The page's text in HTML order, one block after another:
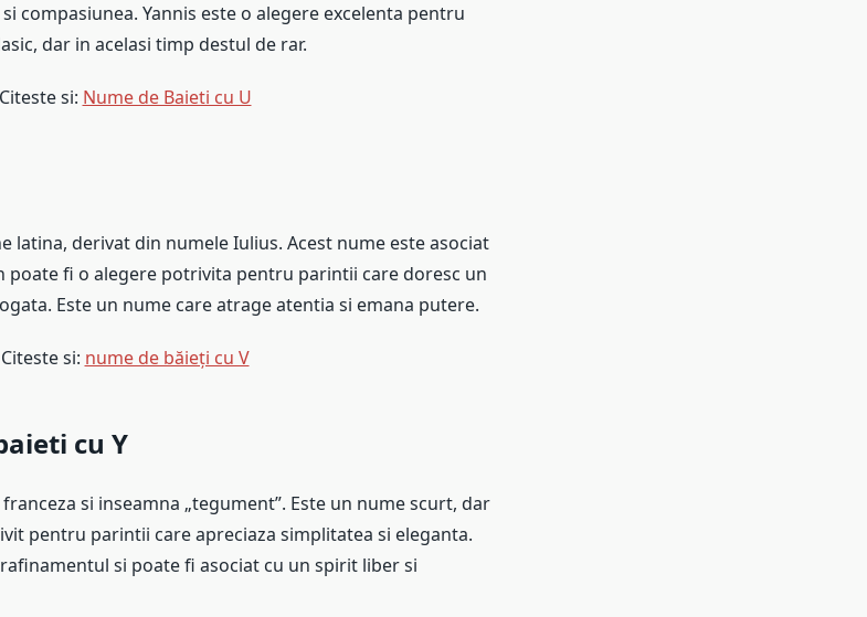
compasiunea. Yannis este o alegere excelenta pentru
dar in acelasi timp destul de rar.
Citeste si: Nume de Baieti cu U
latina, derivat din numele Iulius. Acest nume este asociat
poate fi o alegere potrivita pentru parintii care doresc un
Este un nume care atrage atentia si emana putere.
Citeste si: nume de băieți cu V
cu Y
si inseamna „tegument”. Este un nume scurt, dar
pentru parintii care apreciaza simplitatea si eleganta.
si poate fi asociat cu un spirit liber si